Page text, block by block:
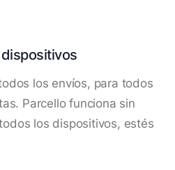
los envíos, para todos
Parcello funciona sin
los dispositivos, estés